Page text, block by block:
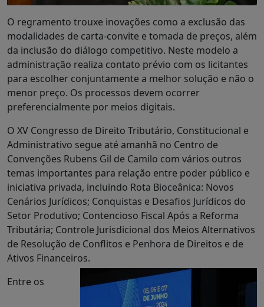
O regramento trouxe inovações como a exclusão das
modalidades de carta-convite e tomada de preços, além
da inclusão do diálogo competitivo. Neste modelo a
administração realiza contato prévio com os licitantes
para escolher conjuntamente a melhor solução e não o
menor preço. Os processos devem ocorrer
preferencialmente por meios digitais.
O XV Congresso de Direito Tributário, Constitucional e
Administrativo segue até amanhã no Centro de
Convenções Rubens Gil de Camilo com vários outros
temas importantes para relação entre poder público e
iniciativa privada, incluindo Rota Bioceânica: Novos
Cenários Jurídicos; Conquistas e Desafios Jurídicos do
Setor Produtivo; Contencioso Fiscal Após a Reforma
Tributária; Controle Jurisdicional dos Meios Alternativos
de Resolução de Conflitos e Penhora de Direitos e de
Ativos Financeiros.
Entre os